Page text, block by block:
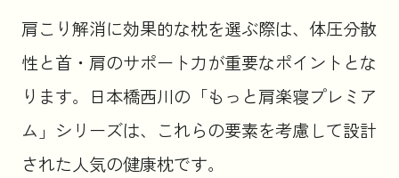
肩こり解消に効果的な枕を選ぶ際は、体圧分散
性と首・肩のサポート力が重要なポイントとな
ります。日本橋西川の「もっと肩楽寝プレミア
ム」シリーズは、これらの要素を考慮して設計
された人気の健康枕です。